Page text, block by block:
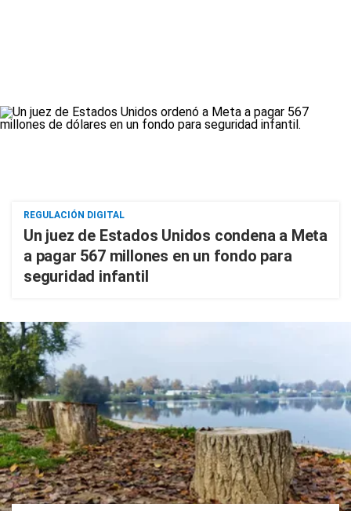
REGULACIÓN DIGITAL
Un juez de Estados Unidos condena a Meta
a pagar 567 millones en un fondo para
seguridad infantil